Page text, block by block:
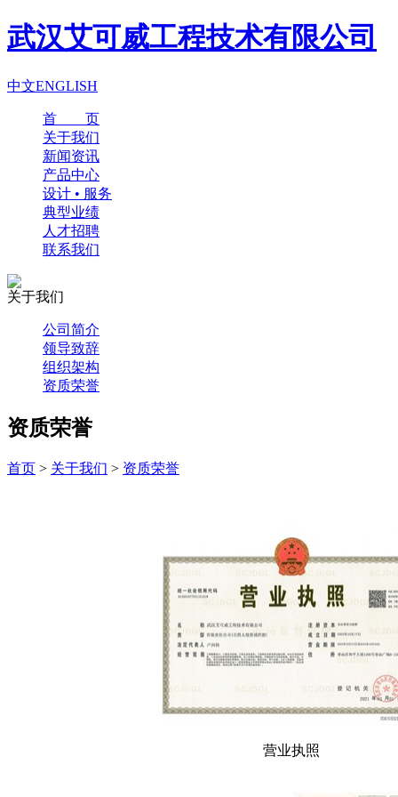
武汉艾可威工程技术有限公司
中文ENGLISH
首 页
关于我们
新闻资讯
产品中心
设计 • 服务
典型业绩
人才招聘
联系我们
关于我们
公司简介
领导致辞
组织架构
资质荣誉
资质荣誉
首页 > 关于我们 > 资质荣誉
营业执照